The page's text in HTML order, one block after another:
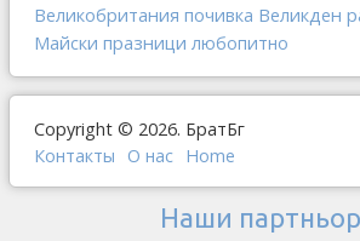
Великобритания почивка Великден
Майски празници любопитно
Copyright © 2026. БратБг
Контакты
О наc Home
Наши